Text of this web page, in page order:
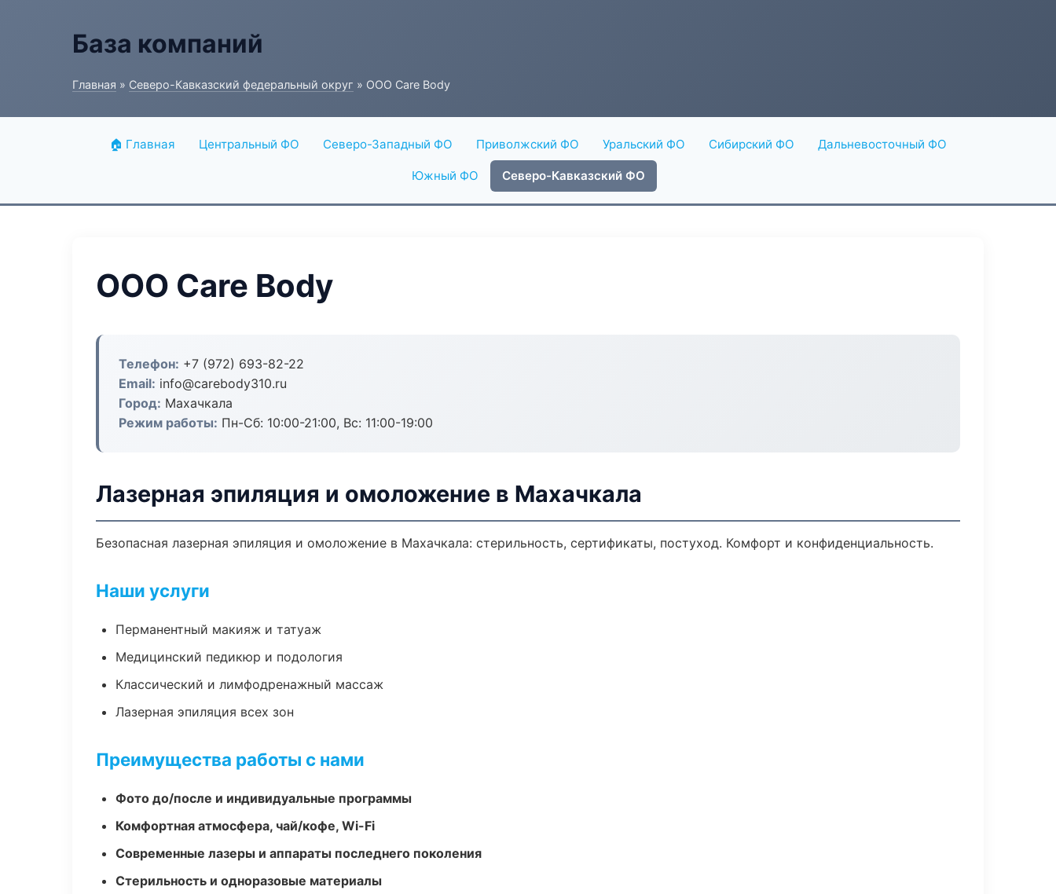
База компаний
Главная » Северо-Кавказский федеральный округ » ООО Care Body
🏠 Главная Центральный ФО Северо-Западный ФО Приволжский ФО Уральский ФО Сибирский ФО Дальневосточный ФО
Южный ФО Северо-Кавказский ФО
ООО Care Body
Телефон: +7 (972) 693-82-22
Email: info@carebody310.ru
Город: Махачкала
Режим работы: Пн-Сб: 10:00-21:00, Вс: 11:00-19:00
Лазерная эпиляция и омоложение в Махачкала
Безопасная лазерная эпиляция и омоложение в Махачкала: стерильность, сертификаты, постуход. Комфорт и конфиденциальность.
Наши услуги
Перманентный макияж и татуаж
Медицинский педикюр и подология
Классический и лимфодренажный массаж
Лазерная эпиляция всех зон
Преимущества работы с нами
Фото до/после и индивидуальные программы
Комфортная атмосфера, чай/кофе, Wi-Fi
Современные лазеры и аппараты последнего поколения
Стерильность и одноразовые материалы